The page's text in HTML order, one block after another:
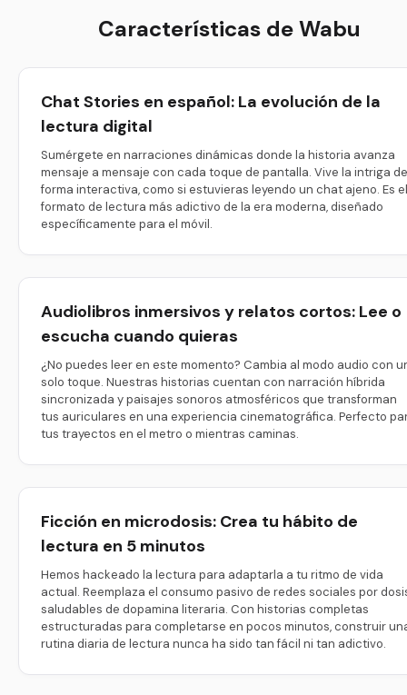
Características de Wabu
Chat Stories en español: La evolución de la
lectura digital
Sumérgete en narraciones dinámicas donde la historia avanza
mensaje a mensaje con cada toque de pantalla. Vive la intriga de
forma interactiva, como si estuvieras leyendo un chat ajeno. Es el
formato de lectura más adictivo de la era moderna, diseñado
específicamente para el móvil.
Audiolibros inmersivos y relatos cortos: Lee o
escucha cuando quieras
¿No puedes leer en este momento? Cambia al modo audio con
solo toque. Nuestras historias cuentan con narración híbrida
sincronizada y paisajes sonoros atmosféricos que transforman
tus auriculares en una experiencia cinematográfica. Perfecto
tus trayectos en el metro o mientras caminas.
Ficción en microdosis: Crea tu hábito de
lectura en 5 minutos
Hemos hackeado la lectura para adaptarla a tu ritmo de vida
actual. Reemplaza el consumo pasivo de redes sociales por
saludables de dopamina literaria. Con historias completas
estructuradas para completarse en pocos minutos, construir
rutina diaria de lectura nunca ha sido tan fácil ni tan adictivo.